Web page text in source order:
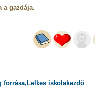
a gazdája.
forrása,Lelkes iskolakezdő